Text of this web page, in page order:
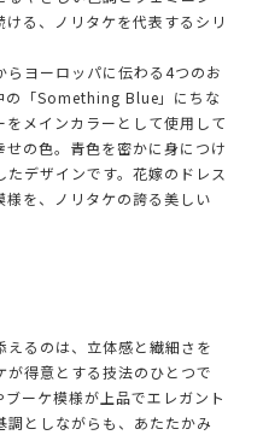
る、ノリタケを代表するシリ
らヨーロッパに伝わる4つのお
「Something Blue」にちな
メインカラーとして使用して
の色。青色を密かに身につけ
デザインです。花嫁のドレス
様を、ノリタケの誇る美しい
えるのは、立体感と繊細さを
が得意とする技法のひとつで
ーケ模様が上品でエレガント
調としながらも、あたたかみ